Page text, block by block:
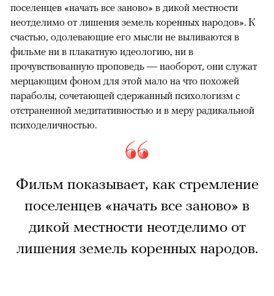
поселенцев «начать все заново» в дикой местности
неотделимо от лишения земель коренных народов». К
счастью, одолевающие его мысли не выливаются в
фильме ни в плакатную идеологию, ни в
прочувствованную проповедь — наоборот, они служат
мерцающим фоном для этой мало на что похожей
параболы, сочетающей сдержанный психологизм с
отстраненной медитативностью и в меру радикальной
психоделичностью.
Фильм показывает, как стремление
поселенцев «начать все заново» в
дикой местности неотделимо от
лишения земель коренных народов.